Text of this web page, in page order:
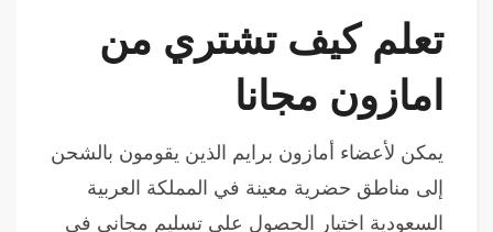
تعلم كيف تشتري من
امازون مجانا
يمكن لأعضاء أمازون برايم الذين يقومون بالشحن
إلى مناطق حضرية معينة في المملكة العربية
السعودية اختيار الحصول على تسليم مجاني في